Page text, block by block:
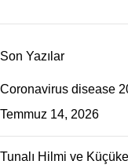
Son Yazılar
Coronavirus disease
Temmuz 14, 2026
Tunalı Hilmi ve